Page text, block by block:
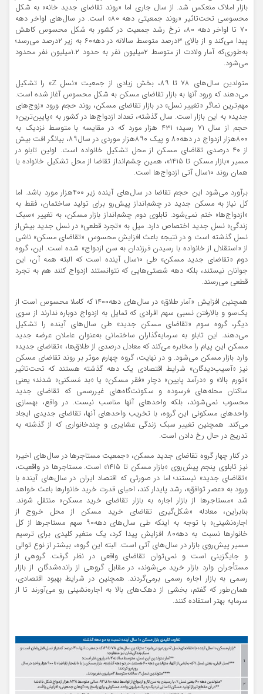
بازار املاک منعکس شد. از سال جاری اما «روند تقاضای جدید خانه» به شکل
محسوسی تحت‌تاثیر «روند جمعیتی دهه ۸۰» است. در سال‌های اواخر دهه
۷۰ تا اواخر دهه ۸۰، نرخ رشد جمعیت در کشور به شکل محسوس کاهش
پیدا می‌کند و از بالای ۳درصد متوسط سالانه در دهه۶۰ به زیر ۲درصد می‌رسد؛
به‌طوری‌که آمار ولادت از متوسط ۲‌میلیون نفر به حدود ۱.۲‌میلیون نفر محدود
می‌شود.
متولدین سال‌های ۷۸ تا ۸۹، بخش زیادی از جمعیت «نسل Z» را تشکیل
می‌دهند که ورود آنها به بازار تقاضای مسکن به شکل محسوس آغاز شده است.
مهم‌ترین نماگر «تغییر نسل» در بازار تقاضای مسکن، روند حجم ورود «زوج‌های
جدید» به این بازار است. سال گذشته، تعداد ازدواج‌ها در کشور به «پایین‌ترین»
حجم از سال ۷۱ رسید؛ ۴۳۱ هزار مورد که در مقایسه با متوسط نزدیک به
۸۰۰هزار ازدواج در دهه۸۰ و پیک ۸۹۰هزار موردی در سال۸۹، بیانگر افت بیش‌
از ۴۰ درصدی تقاضای مسکن از محل تشکیل خانواده است. اولین تابلو در
مسیر «بازار مسکن تا ۱۴۱۵»، همین چشم‌انداز تقاضا از محل تشکیل خانواده یا
همان روند ۱۰سال آتی ازدواج‌ها است.
برآورد می‌شود این حجم تقاضا در سال‌های آینده زیر ۴۰۰هزار مورد باشد. اما
کل نیاز به مسکن جدید در چشم‌انداز پیش‌رو برای تولید ساختمان، فقط به
«ازدواج‌ها» ختم نمی‌شود. تابلوی دوم چشم‌انداز بازار مسکن، به تغییر «سبک
زندگی» نسل جدید اختصاص دارد. میل به «تجرد قطعی» در نسل جدید بیش‌از
نسل گذشته است و در نتیجه باعث افزایش محسوس «تقاضای مسکن» ناشی
از «استقلال از خانواده با رسیدن فرزندان به سن ازدواج» شده است. این، گروه
دوم «تقاضای جدید مسکن» طی ۱۰سال آینده است که البته همه آن، این
جوانان نیستند، بلکه دهه شصتی‌هایی که نتوانستند ازدواج کنند هم به تجرد
قطعی می‌رسند.
همچنین افزایش «آمار طلاق» در سال‌های دهه۱۴۰۰ که کاملا محسوس است از
یک‌سو و بالارفتن نسبی سهم افرادی که تمایل به ازدواج دوباره ندارند از سوی
دیگر، گروه سوم «تقاضای مسکن جدید» طی سال‌های آینده را تشکیل
می‌دهند. این تابلو به سرمایه‌گذاران ساختمانی به‌عنوان عاملان عرضه جدید
مسکن این پیام را مخابره می‌‌کند که معادل درصدی از طلاق‌ها، «تقاضای جدید»
وارد بازار مسکن می‌شود. و در نهایت، گروه چهارم موثر بر روند تقاضای مسکن
نیز «آسیب‌دیدگان» شرایط اقتصادی یک دهه گذشته هستند که تحت‌تاثیر
«تورم بالا» و «درآمد پایین» دچار «فقر مسکن» یا «بد مَسکنی» شدند؛ یعنی
ساکنان محله‌های فرسوده و سکونت‌گاه‌های غیررسمی که تقاضای جدید
محسوب نمی‌شوند، بلکه واحدهای آنها مناسب نیست. در واقع، بهسازی
واحدهای مسکونی این گروه، با تخریب واحدهای آنها، تقاضای جدیدی ایجاد
می‌کند. همچنین تغییر سبک زندگی عشایری و چندخانواری که از گذشته به
تدریج در حال رخ دادن است.
در کنار چهار گروه تقاضای جدید مسکن، «جمعیت مستاجرها در سال‌های اخیر»
نیز تابلوی پنجم پیش‌روی «بازار مسکن تا ۱۴۱۵» است. مستاجرها در واقعیت،
«تقاضای جدید» نیستند؛ اما در صورتی که اقتصاد ایران در سال‌های آینده با
ورود به «عصر توافق»، رشد پایدار کند، احیای قدرت خرید خانوارها باعث خواهد
شد «مستاجرها از بازار اجاره به بازار تقاضای خرید مسکن» منتقل شوند.
بنابراین، معادله «شکل‌گیری تقاضای خرید مسکن از محل خروج از
اجاره‌نشینی» با توجه به اینکه طی سال‌های دهه۹۰ سهم مستاجرها از کل
خانوارها نسبت به دهه۸۰ افزایش پیدا کرد، یک متغیر کلیدی برای ترسیم
مسیر پیش‌روی بازار در سال‌های آتی است. البته این گروه، بیشتر از نوع توالی
و جایگزینی است و نمی‌توان تقاضای واقعی در نظر گرفت. گروهی از
مستأجران وارد بازار خرید می‌شوند، در مقابل گروهی از رانده‌شدگان از بازار
رسمی به بازار اجاره رسمی برمی‌گردند. همچنین در شرایط بهبود اقتصادی،
همان‌طور که گفتم، بخشی از دهک‌های بالا به اجاره‌نشینی رو می‌آورند تا از
سرمایه بهتر استفاده کنند.